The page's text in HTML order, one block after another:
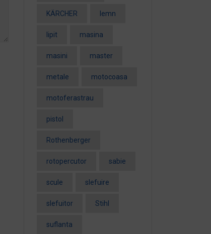
KÄRCHER lemn
lipit masina
masini master
metale motocoasa
motoferastrau
pistol
Rothenberger
rotopercutor sabie
scule slefuire
slefuitor Stihl
suflanta